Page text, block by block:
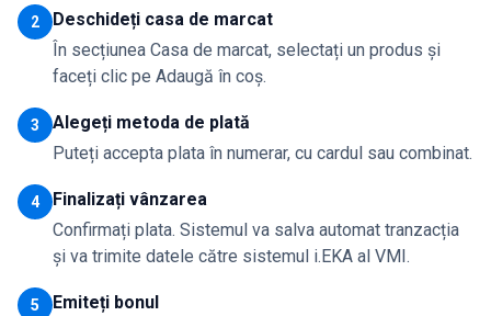
2
Deschideți casa de marcat
În secțiunea Casa de marcat, selectați un produs și
faceți clic pe Adaugă în coș.
3
Alegeți metoda de plată
Puteți accepta plata în numerar, cu cardul sau combinat.
4
Finalizați vânzarea
Confirmați plata. Sistemul va salva automat tranzacția
și va trimite datele către sistemul i.EKA al VMI.
5 Emiteți bonul